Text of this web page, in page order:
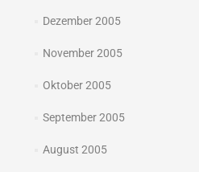
Dezember 2005
November 2005
Oktober 2005
September 2005
August 2005